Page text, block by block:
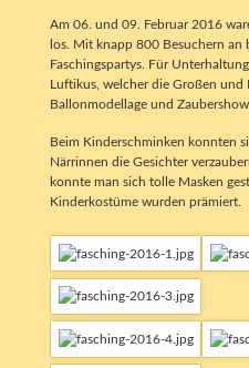
Am 06. und 09. Februar 2016
los. Mit knapp 800 Besuchern an
Faschingspartys. Für
Luftikus, welcher die Großen und
Ballonmodellage und
Beim Kinderschminken konnten
Närrinnen die Gesichter
konnte man sich tolle Masken
Kinderkostüme wurden prämiert.